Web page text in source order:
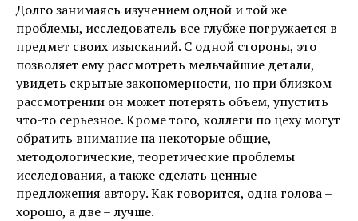
Долго занимаясь изучением одной и той же
проблемы, исследователь все глубже погружается в
предмет своих изысканий. С одной стороны, это
позволяет ему рассмотреть мельчайшие детали,
увидеть скрытые закономерности, но при близком
рассмотрении он может потерять объем, упустить
что-то серьезное. Кроме того, коллеги по цеху могут
обратить внимание на некоторые общие,
методологические, теоретические проблемы
исследования, а также сделать ценные
предложения автору. Как говорится, одна голова –
хорошо, а две – лучше.